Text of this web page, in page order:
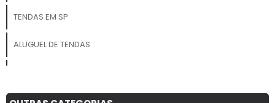
TENDAS EM SP
ALUGUEL DE TENDAS
TENDA SANFONADA COM BALCAO